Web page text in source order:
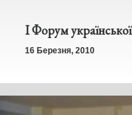
І Форум
16 Березня, 2010